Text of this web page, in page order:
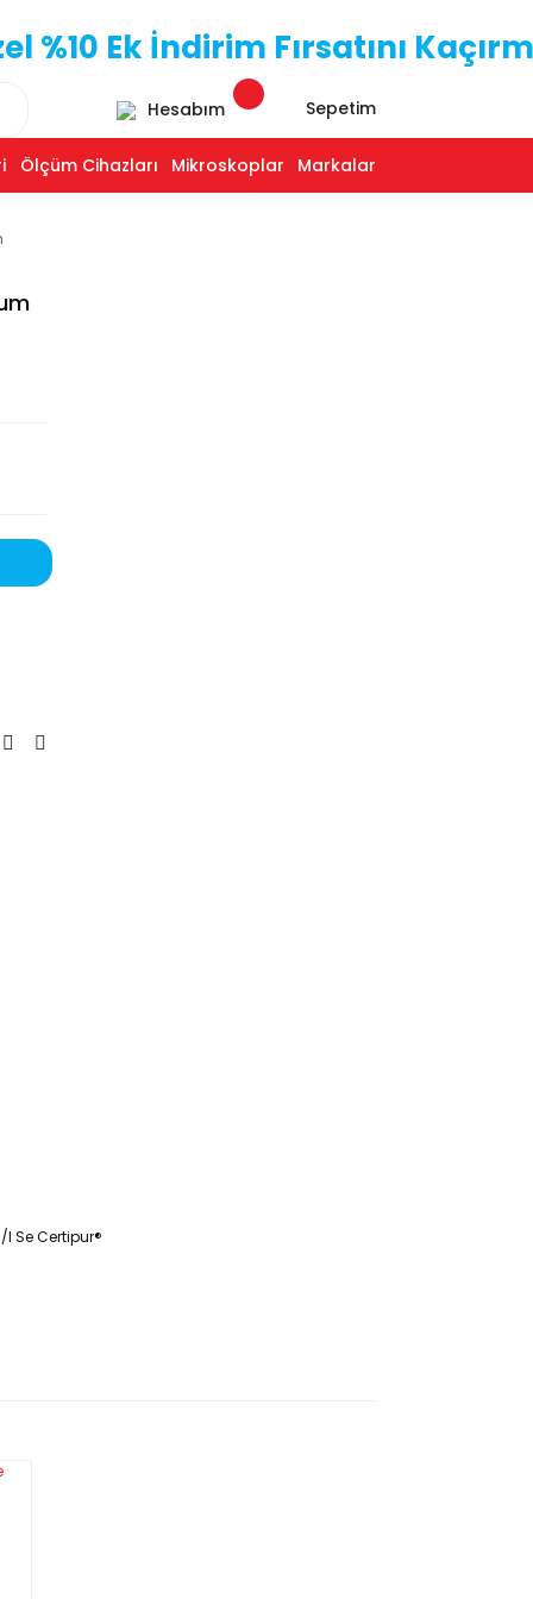
Ek İndirim Fırsatını
Hesabım Sepetim
Ölçüm Cihazları Mikroskoplar Markalar
Se Certipur®